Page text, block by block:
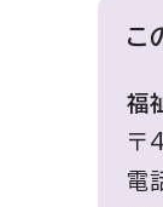
こ
福
〒
電